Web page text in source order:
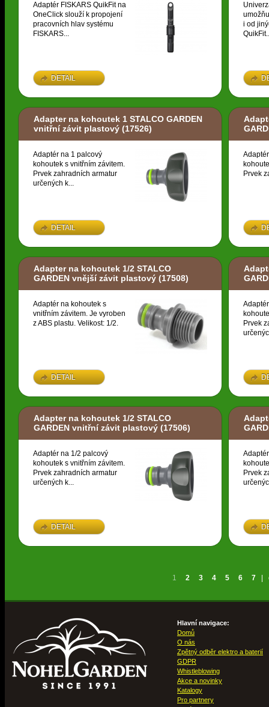
Adaptér FISKARS QuikFit na
OneClick slouží k propojení
pracovních hlav systému
FISKARS...
DETAIL
i od
Adapter na kohoutek 1 STALCO GARDEN
vnitřní závit plastový (17526)
Adaptér na 1 palcový
kohoutek s vnitřním závitem.
Prvek zahradních armatur
určených k...
DETAIL
Prvek
Adapter na kohoutek 1/2 STALCO
GARDEN vnější závit plastový (17508)
Adaptér na kohoutek s
vnitřním závitem. Je vyroben
z ABS plastu. Velikost: 1/2.
DETAIL
Prvek
Adapter na kohoutek 1/2 STALCO
GARDEN vnitřní závit plastový (17506)
Adaptér na 1/2 palcový
kohoutek s vnitřním závitem.
Prvek zahradních armatur
určených k...
DETAIL
Prvek
1 2 3 4 5 6 7
Hlavní navigace:
Domů
O nás
Zpětný odběr elektro a baterií
GDPR
Whistleblowing
Akce a novinky
Katalogy
Pro partnery